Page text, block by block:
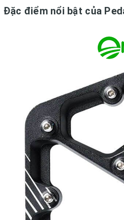
Đặc điểm nổi bật của